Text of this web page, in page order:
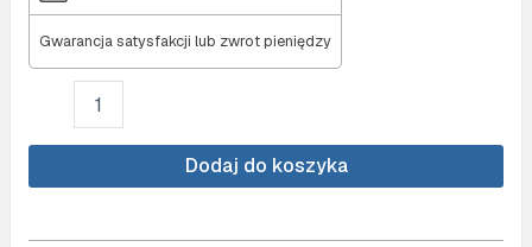
Gwarancja satysfakcji lub zwrot pieniędzy
-
Dodaj do koszyka